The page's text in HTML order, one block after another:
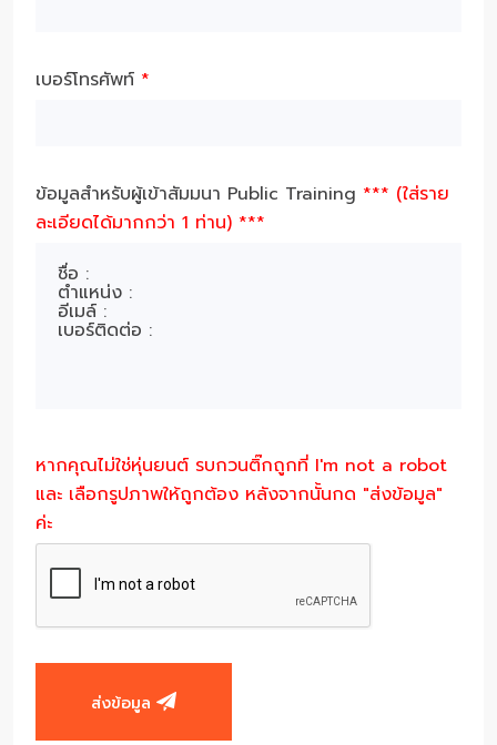
เบอร์โทรศัพท์ *
ข้อมูลสำหรับผู้เข้าสัมมนา Public Training *** (ใส่ราย
ละเอียดได้มากกว่า 1 ท่าน) ***
หากคุณไม่ใช่หุ่นยนต์ รบกวนติ๊กถูกที่ I'm not a robot
และ เลือกรูปภาพให้ถูกต้อง หลังจากนั้นกด "ส่งข้อมูล"
ค่ะ
ส่งข้อมูล